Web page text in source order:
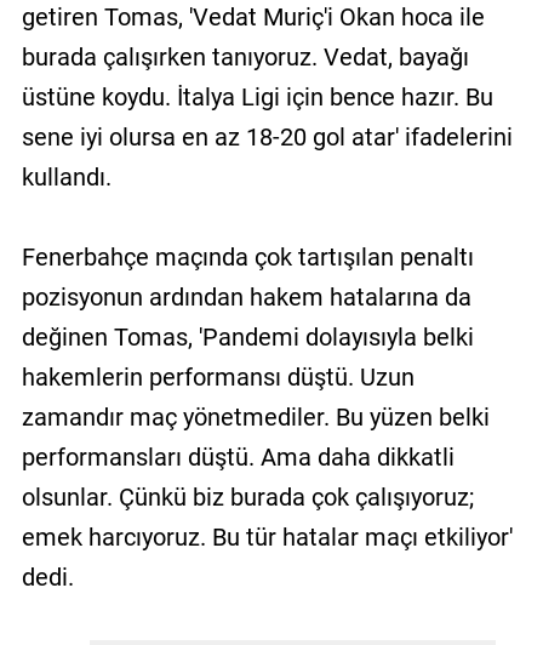
getiren Tomas, 'Vedat Muriç'i Okan hoca ile
burada çalışırken tanıyoruz. Vedat, bayağı
üstüne koydu. İtalya Ligi için bence hazır. Bu
sene iyi olursa en az 18-20 gol atar' ifadelerini
kullandı.
Fenerbahçe maçında çok tartışılan penaltı
pozisyonun ardından hakem hatalarına da
değinen Tomas, 'Pandemi dolayısıyla belki
hakemlerin performansı düştü. Uzun
zamandır maç yönetmediler. Bu yüzen belki
performansları düştü. Ama daha dikkatli
olsunlar. Çünkü biz burada çok çalışıyoruz;
emek harcıyoruz. Bu tür hatalar maçı etkiliyor'
dedi.